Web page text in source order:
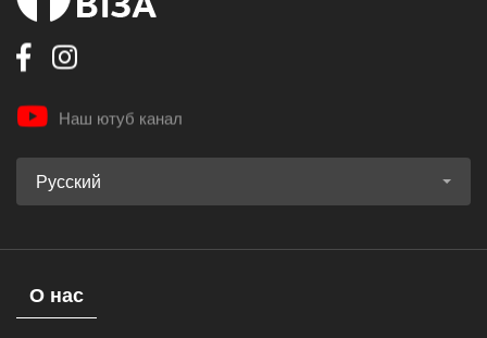
Наш ютуб канал
Русский
О нас